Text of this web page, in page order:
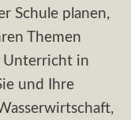
Schule planen,
Themen
Unterricht in
und Ihre